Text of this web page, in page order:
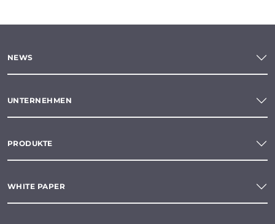
NEWS
UNTERNEHMEN
PRODUKTE
WHITE PAPER